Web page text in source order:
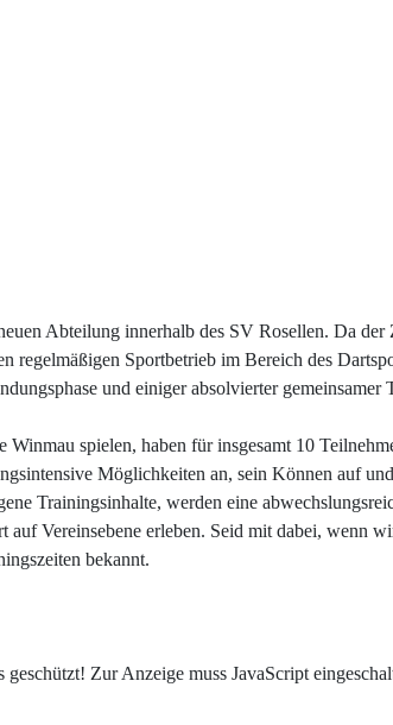
Abteilung innerhalb des SV Rosellen. Da
regelmäßigen Sportbetrieb im Bereich des
und einiger absolvierter
spielen, haben für insgesamt 10
Möglichkeiten an, sein Können auf
Trainingsinhalte, werden eine
auf Vereinsebene erleben. Seid mit dabei, wenn
bekannt.
Zur Anzeige muss JavaScript